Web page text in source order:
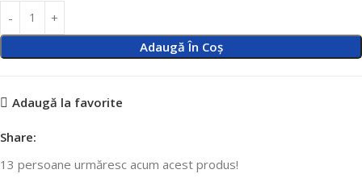
Adaugă În Coș
Adaugă la favorite
Share:
13 persoane urmăresc acum acest produs!